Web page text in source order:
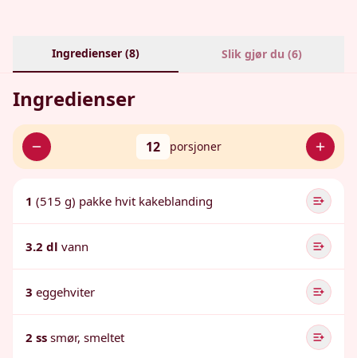
Ingredienser (8) Slik gjør du (6)
Ingredienser
12 porsjoner
1 (515 g) pakke hvit kakeblanding
3.2 dl vann
3 eggehviter
2 ss smør, smeltet